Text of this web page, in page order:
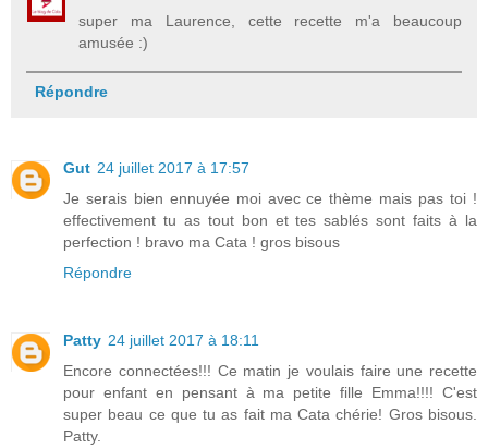
super ma Laurence, cette recette m'a beaucoup
amusée :)
Répondre
Gut 24 juillet 2017 à 17:57
Je serais bien ennuyée moi avec ce thème mais pas toi !
effectivement tu as tout bon et tes sablés sont faits à la
perfection ! bravo ma Cata ! gros bisous
Répondre
Patty 24 juillet 2017 à 18:11
Encore connectées!!! Ce matin je voulais faire une recette
pour enfant en pensant à ma petite fille Emma!!!! C'est
super beau ce que tu as fait ma Cata chérie! Gros bisous.
Patty.